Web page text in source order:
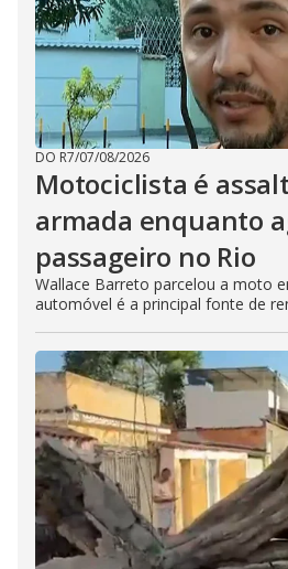
DO R7/07/08/2026
Motociclista é
armada enquanto
passageiro no Rio
Wallace Barreto parcelou a moto
automóvel é a principal fonte de